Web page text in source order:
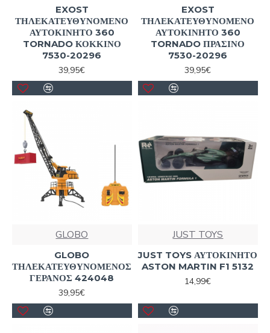
EXOST
ΤΗΛΕΚΑΤΕΥΘΥΝΟΜΕΝΟ
ΑΥΤΟΚΙΝΗΤΟ 360
TORNADO ΚΟΚΚΙΝΟ
7530-20296
39,95€
EXOST
ΤΗΛΕΚΑΤΕΥΘΥΝΟΜΕΝΟ
ΑΥΤΟΚΙΝΗΤΟ 360
TORNADO ΠΡΑΣΙΝΟ
7530-20296
39,95€
GLOBO
GLOBO
ΤΗΛΕΚΑΤΕΥΘΥΝΟΜΕΝΟΣ
ΓΕΡΑΝΟΣ 424048
39,95€
JUST TOYS
JUST TOYS ΑΥΤΟΚΙΝΗΤΟ
ASTON MARTIN F1 5132
14,99€